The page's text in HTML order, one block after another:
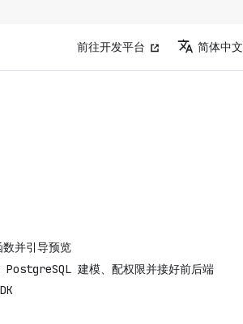
前往开发平台 简体中文
并引导预览
建模、配权限并接好前后端